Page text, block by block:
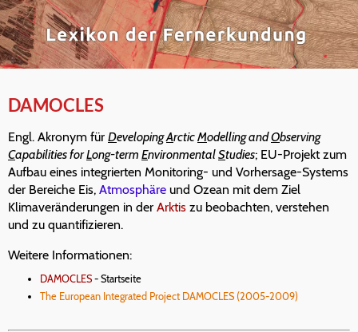
DAMOCLES
Engl. Akronym für DevelopingArcticModelling andObserving
Capabilities forLong-term EnvironmentalStudies; EU-Projekt zum
Aufbau eines integrierten Monitoring- und Vorhersage-Systems
der Bereiche Eis, Atmosphäre und Ozean mit dem Ziel
Klimaveränderungen in der Arktis zu beobachten, verstehen
und zu quantifizieren.
Weitere Informationen:
DAMOCLES - Startseite
The European Integrated Project DAMOCLES (2005-2009)